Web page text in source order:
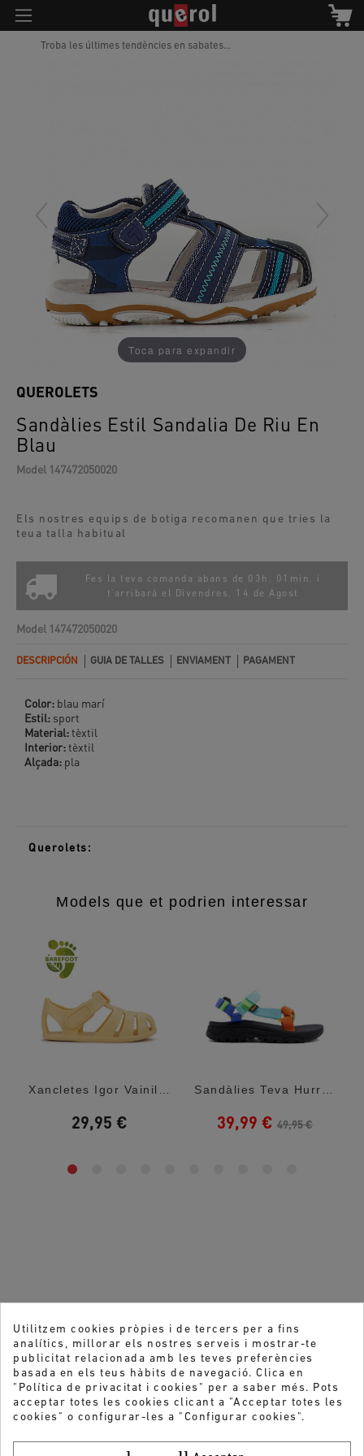
Troba les últimes tendències en sabates...
Toca para expandir
Sandàlies Estil Sandalia De Riu En
Blau
QUEROLETS
Model 147472050020
Els nostres equips de botiga recomanen que tries la
teua talla habitual
Fes la teva comanda abans de 03h. 01min. i
t'arribarà el
Divendres, 14 de Agost
Model 147472050020
DESCRIPCIÓN GUIA DE TALLES ENVIAMENT PAGAMENT
Color: blau marí
Estil: sport
Material:tèxtil
Interior:tèxtil
Alçada: pla
Querolets:
Models que et podrien interessar
29,95 € 39,99 € 49,95 €
Utilitzem cookies pròpies i de tercers per a fins
analítics, millorar els nostres serveis i mostrar-te
publicitat relacionada amb les teves preferències
basada en els teus hàbits de navegació. Clica en
"Política de privacitat i cookies" per a saber més. Pots
acceptar totes les cookies clicant a "Acceptar totes les
cookies" o configurar-les a "Configurar cookies".